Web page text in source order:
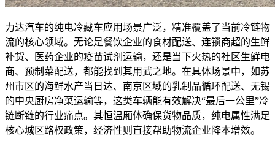
力达汽车的纯电冷藏车应用场景广泛，精准覆盖了当前冷链物
流的核心领域。无论是餐饮企业的食材配送、连锁商超的生鲜
补货、医药企业的疫苗试剂运输，还是当下火热的社区生鲜电
商、预制菜配送，都能找到其用武之地。在具体场景中，如苏
州市区的海鲜水产当日达、南京区域的乳制品循环配送、无锡
的中央厨房净菜运输等，这类车辆能有效解决“最后一公里”冷
链断链的行业痛点。其恒温厢体确保货物品质，纯电属性满足
核心城区路权政策，经济性则直接帮助物流企业降本增效。